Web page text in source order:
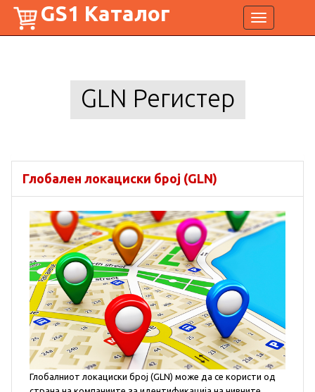
Toggle
navigation
GS1 Каталог
GLN Регистер
Глобален локациски број (GLN)
Глобалниот локациски број (GLN) може да се користи од